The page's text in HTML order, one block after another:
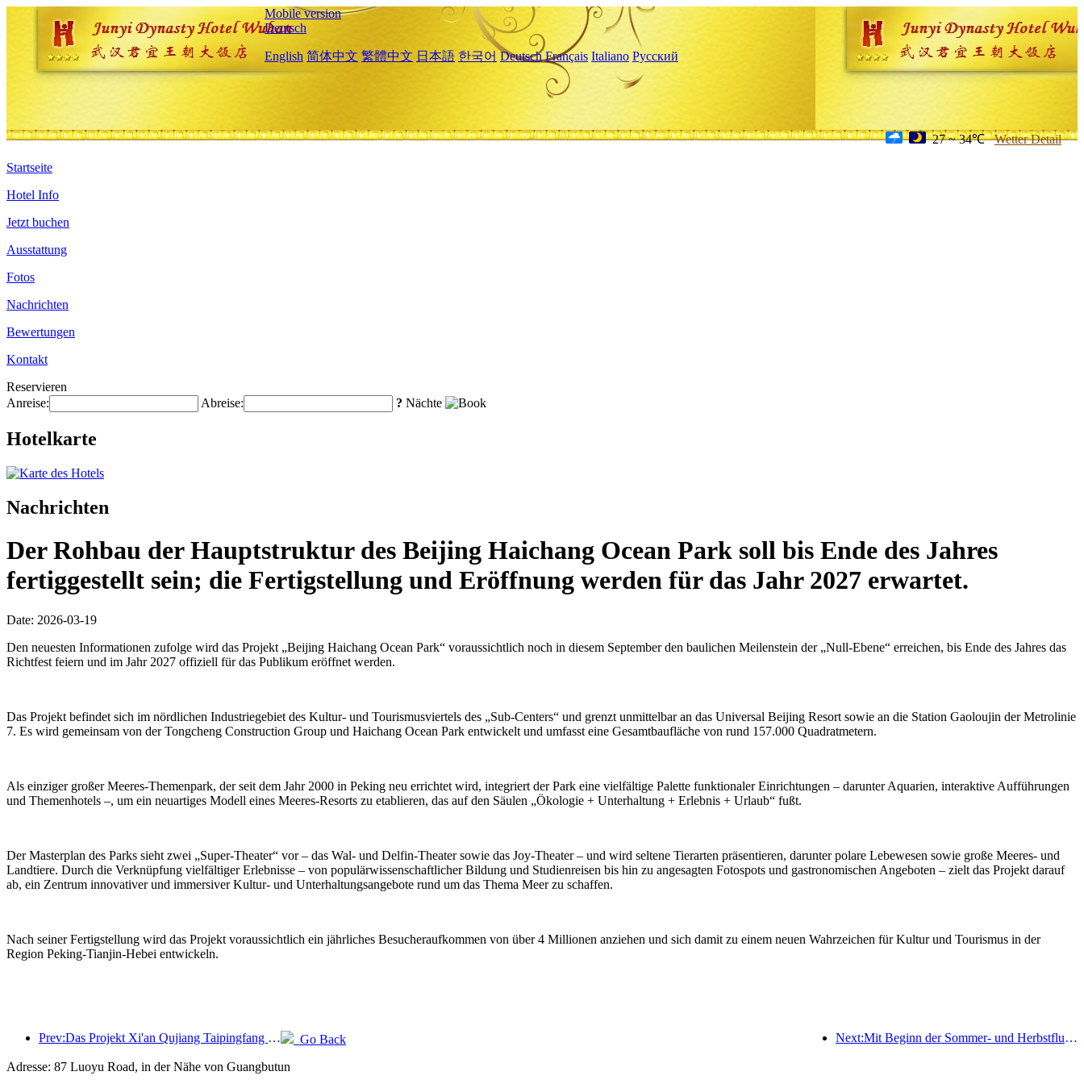
Mobile version
Deutsch
English 简体中文 繁體中文 日本語 한국어 Deutsch Français Italiano Русский
27 ~ 34℃ Wetter Detail
Startseite
Hotel Info
Jetzt buchen
Ausstattung
Fotos
Nachrichten
Bewertungen
Kontakt
Reservieren
Anreise:
Abreise: ? Nächte
Hotelkarte
Nachrichten
Der Rohbau der Hauptstruktur des Beijing Haichang Ocean Park soll bis Ende des Jahres
fertiggestellt sein; die Fertigstellung und Eröffnung werden für das Jahr 2027 erwartet.
Date: 2026-03-19
Den neuesten Informationen zufolge wird das Projekt „Beijing Haichang Ocean Park“ voraussichtlich noch in diesem September den baulichen Meilenstein der „Null-Ebene“ erreichen, bis Ende des Jahres das
Richtfest feiern und im Jahr 2027 offiziell für das Publikum eröffnet werden.
Das Projekt befindet sich im nördlichen Industriegebiet des Kultur- und Tourismusviertels des „Sub-Centers“ und grenzt unmittelbar an das Universal Beijing Resort sowie an die Station Gaoloujin der Metrolinie
7. Es wird gemeinsam von der Tongcheng Construction Group und Haichang Ocean Park entwickelt und umfasst eine Gesamtbaufläche von rund 157.000 Quadratmetern.
Als einziger großer Meeres-Themenpark, der seit dem Jahr 2000 in Peking neu errichtet wird, integriert der Park eine vielfältige Palette funktionaler Einrichtungen – darunter Aquarien, interaktive Aufführungen
und Themenhotels –, um ein neuartiges Modell eines Meeres-Resorts zu etablieren, das auf den Säulen „Ökologie + Unterhaltung + Erlebnis + Urlaub“ fußt.
Der Masterplan des Parks sieht zwei „Super-Theater“ vor – das Wal- und Delfin-Theater sowie das Joy-Theater – und wird seltene Tierarten präsentieren, darunter polare Lebewesen sowie große Meeres- und
Landtiere. Durch die Verknüpfung vielfältiger Erlebnisse – von populärwissenschaftlicher Bildung und Studienreisen bis hin zu angesagten Fotospots und gastronomischen Angeboten – zielt das Projekt darauf
ab, ein Zentrum innovativer und immersiver Kultur- und Unterhaltungsangebote rund um das Thema Meer zu schaffen.
Nach seiner Fertigstellung wird das Projekt voraussichtlich ein jährliches Besucheraufkommen von über 4 Millionen anziehen und sich damit zu einem neuen Wahrzeichen für Kultur und Tourismus in der
Region Peking-Tianjin-Hebei entwickeln.
Prev:Das Projekt Xi'an Qujiang Taipingfang hat offiziell mit dem Bau begonnen; die Gesamtbaufläche beträgt 137.000 Quadratmeter. Next:Mit Beginn der Sommer- und Herbstflugsaison wurden 41 neue Ziele zu den drei Flughäfen auf der Insel Hainan hinzugefügt.
Go Back
Adresse: 87 Luoyu Road, in der Nähe von Guangbutun